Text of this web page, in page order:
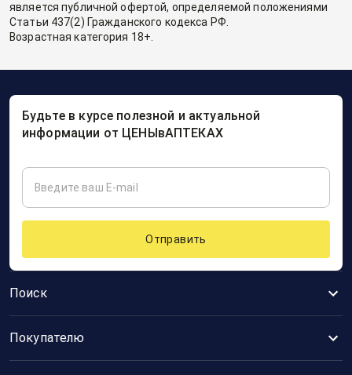
является публичной офертой, определяемой положениями
Статьи 437(2) Гражданского кодекса РФ.
Возрастная категория 18+.
Поиск
Покупателю
Будьте в курсе полезной и актуальной
информации от ЦЕНЫвАПТЕКАХ
Отправить